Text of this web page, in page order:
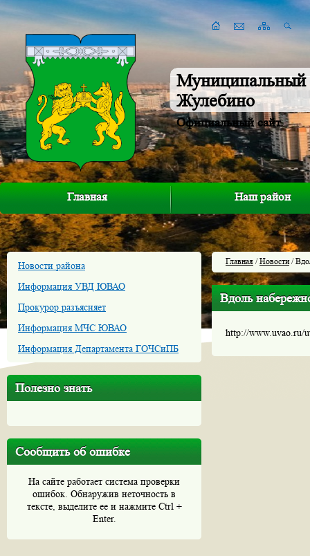
Муниципальный
Жулебино
Официальный сайт
Главная Наш район
Новости района
Информация УВД ЮВАО
Прокурор разъясняет
Информация МЧС ЮВАО
Информация Департамента ГОЧСиПБ
Полезно знать
Сообщить об ошибке
На сайте работает система проверки
ошибок. Обнаружив неточность в
тексте, выделите ее и нажмите Ctrl +
Enter.
Главная /Новости/
Вдоль
http://www.uvao.ru/